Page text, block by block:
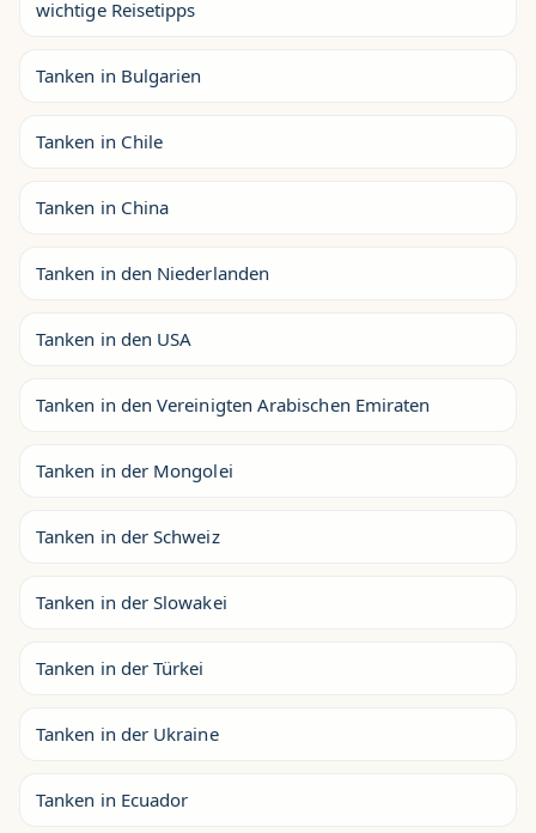
wichtige Reisetipps
Tanken in Bulgarien
Tanken in Chile
Tanken in China
Tanken in den Niederlanden
Tanken in den USA
Tanken in den Vereinigten Arabischen Emiraten
Tanken in der Mongolei
Tanken in der Schweiz
Tanken in der Slowakei
Tanken in der Türkei
Tanken in der Ukraine
Tanken in Ecuador